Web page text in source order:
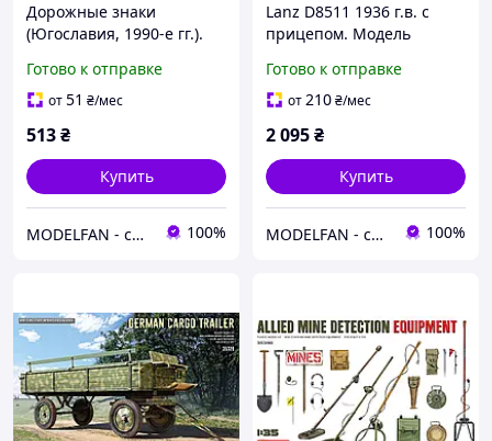
Дорожные знаки
(Югославия, 1990-е гг.).
масштабе 1/35. MINIART
35643
Готово к отправке
от51 ₴/мес
513₴
Купить
MODELFAN - сборные пластиковые модели и товары для моделирования 100%
Lanz D8511 1936 г.в. с
прицепом. Модель
масштабе 1/35. MINIART
38033
Готово к отправке
от210₴/мес
2 095₴
Купить
MODELFAN - сборные пластиковые модели и товары для моделирования 100%